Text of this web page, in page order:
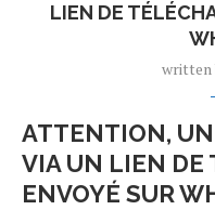
LIEN DE
written
ATTENTION, UN
VIA UN LIEN DE
ENVOYÉ SUR